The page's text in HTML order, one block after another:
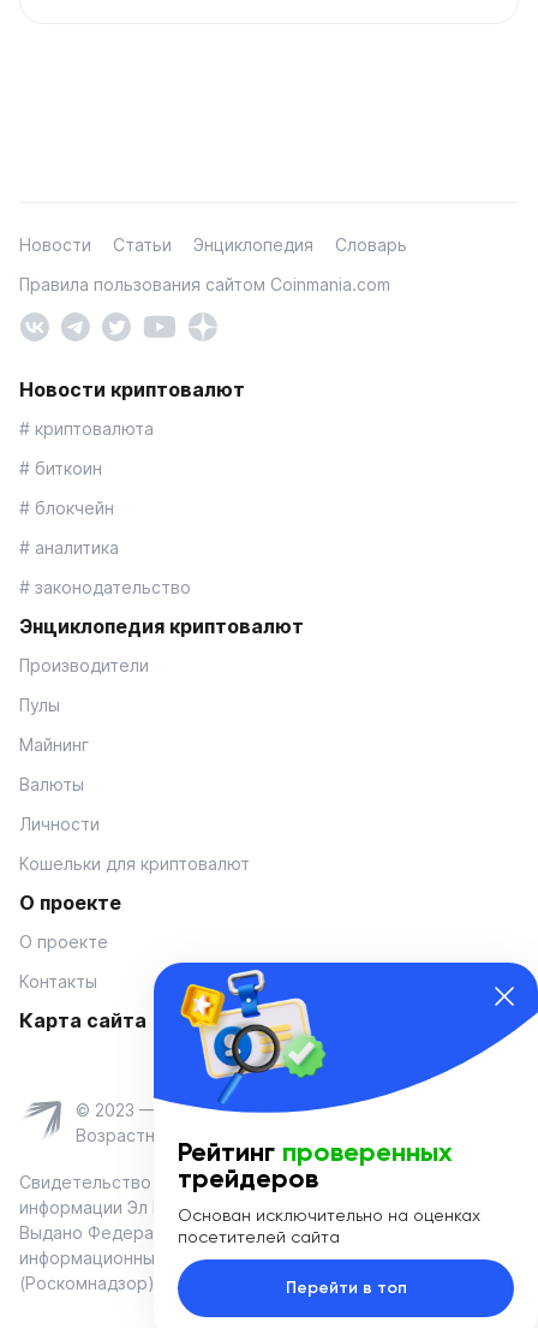
Новости Статьи Энциклопедия
Словарь
Правила пользования сайтом Coinmania.com
Новости криптовалют
# криптовалюта
# биткоин
# блокчейн
# аналитика
# законодательство
Энциклопедия криптовалют
Производители
Пулы
Майнинг
Валюты
Личности
Кошельки для криптовалют
О проекте
О проекте
Контакты
Карта сайта
© 2023 — Coinmania
Возрастное ограничение 16+
Свидетельство о регистрации средства массовой
информации Эл № ФС 77-74908 от «25» января 2019 г.
Выдано Федеральной службой по надзору в сфере связи,
информационных технологий и массовых коммуникаций
(Роскомнадзор)
Рейтинг проверенных
трейдеров
Основан исключительно на оценках
посетителей сайта
Перейти в топ